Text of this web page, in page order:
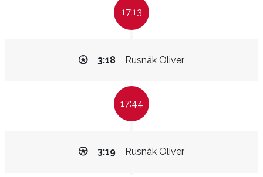
17:13
Rusnák Oliver
3:18
17:44
Rusnák Oliver
3:19